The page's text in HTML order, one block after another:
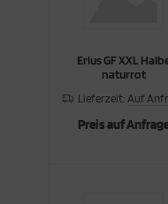
Erlus GF XXL
naturrot
Lieferzeit: Auf
Preis auf